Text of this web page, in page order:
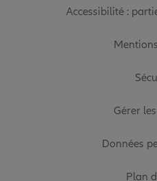
Accessibilité :
Gérer
Données
Plan